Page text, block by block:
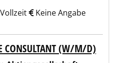
Vollzeit Keine Angabe
CONSULTANT (W/M/D)